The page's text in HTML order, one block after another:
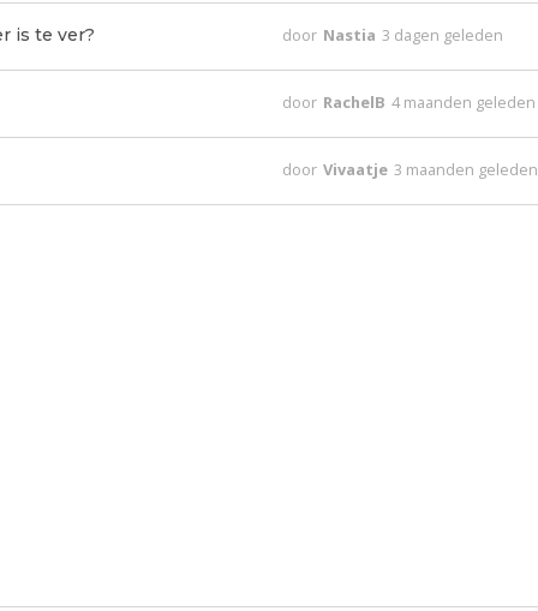
is te ver? door Nastia 3 dagen geleden
door RachelB 4 maanden geleden
door Vivaatje 3 maanden geleden